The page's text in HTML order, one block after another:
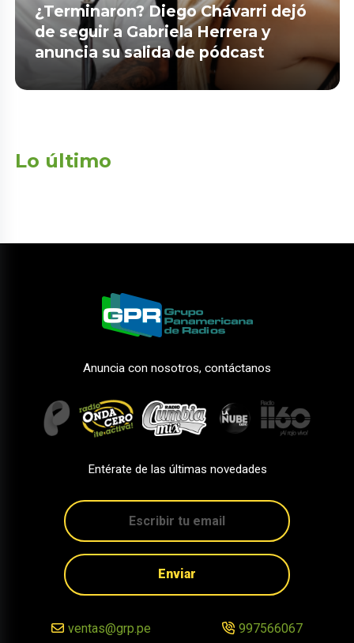
¿Terminaron? Diego Chávarri dejó
de seguir a Gabriela Herrera y
anuncia su salida de pódcast
Lo último
Anuncia con nosotros, contáctanos
Entérate de las últimas novedades
Enviar
ventas@grp.pe 997566067